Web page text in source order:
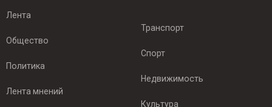
Лента
Общество
Политика
Лента мнений
Транспорт
Спорт
Недвижимость
Культура